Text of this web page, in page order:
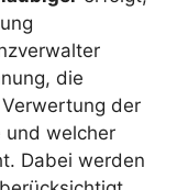
die
der
und welcher
Dabei werden